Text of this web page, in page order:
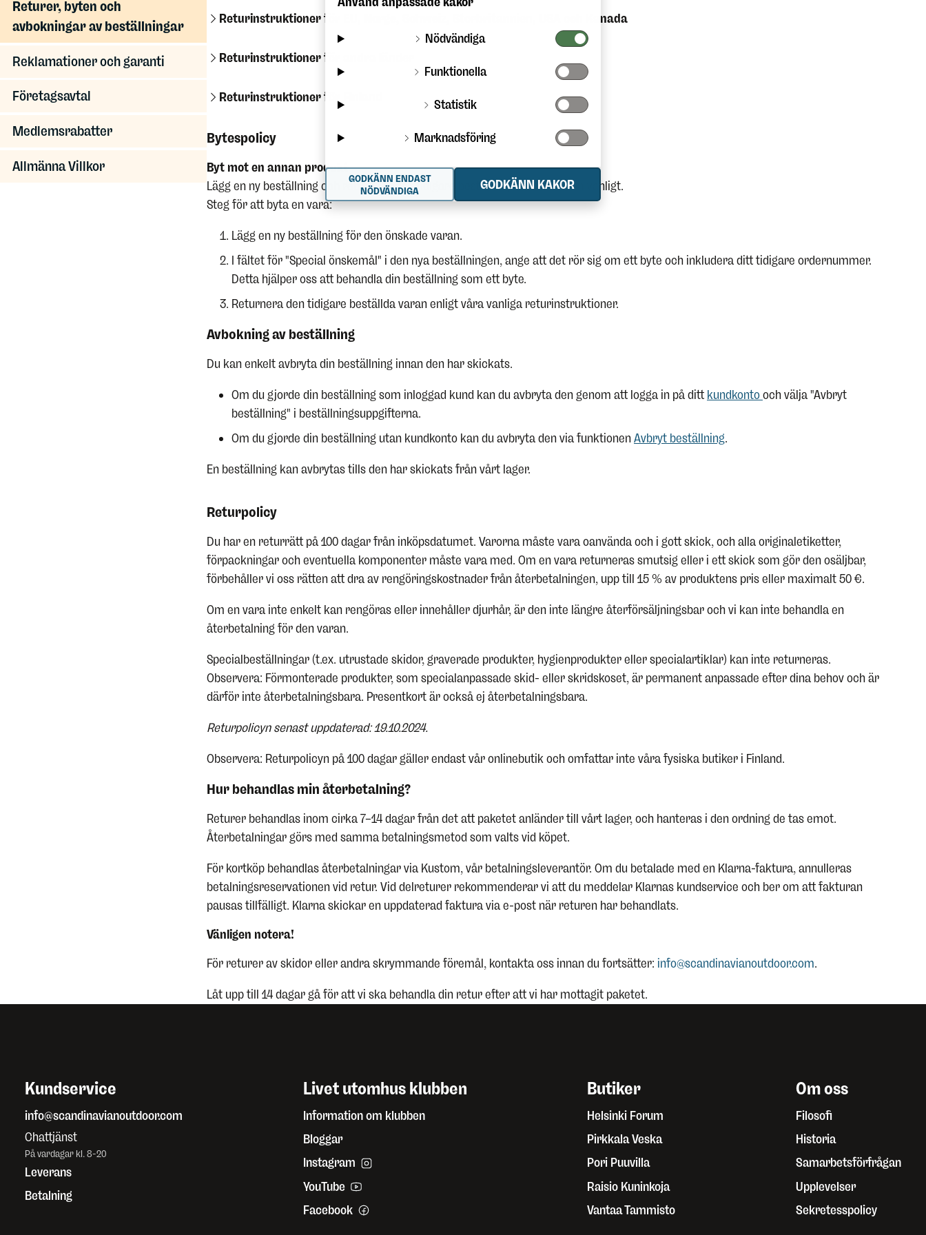
Returer, byten och
avbokningar av beställningar
Reklamationer och garanti
Företagsavtal
Medlemsrabatter
Allmänna Villkor
Returinstruktioner för EU, Norge, Schweiz, Storbritannien, USA och Kanada
Returinstruktioner för andra länder
Returinstruktioner för Finland
Bytespolicy
Byt mot en annan produkt
Lägg en ny beställning och returnera den tidigare beställda produkten som vanligt.
Steg för att byta en vara:
Lägg en ny beställning för den önskade varan.
I fältet för "Special önskemål" i den nya beställningen, ange att det rör sig om ett byte och inkludera ditt tidigare ordernummer.
Detta hjälper oss att behandla din beställning som ett byte.
Returnera den tidigare beställda varan enligt våra vanliga returinstruktioner.
Avbokning av beställning
Du kan enkelt avbryta din beställning innan den har skickats.
Om du gjorde din beställning som inloggad kund kan du avbryta den genom att logga in på ditt kundkontooch välja "Avbryt
beställning" i beställningsuppgifterna.
Om du gjorde din beställning utan kundkonto kan du avbryta den via funktionenAvbryt beställning.
En beställning kan avbrytas tills den har skickats från vårt lager.
Returpolicy
Du har en returrätt på 100 dagar från inköpsdatumet. Varorna måste vara oanvända och i gott skick, och alla originaletiketter,
förpackningar och eventuella komponenter måste vara med. Om en vara returneras smutsig eller i ett skick som gör den osäljbar,
förbehåller vi oss rätten att dra av rengöringskostnader från återbetalningen, upp till 15 % av produktens pris eller maximalt 50 €.
Om en vara inte enkelt kan rengöras eller innehåller djurhår, är den inte längre återförsäljningsbar och vi kan inte behandla en
återbetalning för den varan.
Specialbeställningar (t.ex. utrustade skidor, graverade produkter, hygienprodukter eller specialartiklar) kan inte returneras.
Observera: Förmonterade produkter, som specialanpassade skid- eller skridskoset, är permanent anpassade efter dina behov och är
därför inte återbetalningsbara. Presentkort är också ej återbetalningsbara.
Returpolicyn senast uppdaterad: 19.10.2024.
Observera: Returpolicyn på 100 dagar gäller endast vår onlinebutik och omfattar inte våra fysiska butiker i Finland.
Hur behandlas min återbetalning?
Returer behandlas inom cirka 7–14 dagar från det att paketet anländer till vårt lager, och hanteras i den ordning de tas emot.
Återbetalningar görs med samma betalningsmetod som valts vid köpet.
För kortköp behandlas återbetalningar via Kustom, vår betalningsleverantör. Om du betalade med en Klarna-faktura, annulleras
betalningsreservationen vid retur. Vid delreturer rekommenderar vi att du meddelar Klarnas kundservice och ber om att fakturan
pausas tillfälligt. Klarna skickar en uppdaterad faktura via e-post när returen har behandlats.
Vänligen notera!
För returer av skidor eller andra skrymmande föremål, kontakta oss innan du fortsätter: info@scandinavianoutdoor.com.
Låt upp till 14 dagar gå för att vi ska behandla din retur efter att vi har mottagit paketet.
Kundservice
info@scandinavianoutdoor.com
Chattjänst
På vardagar kl. 8-20
Leverans
Betalning
Livet utomhus klubben
Information om klubben
Bloggar
Instagram
YouTube
Facebook
Butiker
Helsinki Forum
Pirkkala Veska
Pori Puuvilla
Raisio Kuninkoja
Vantaa Tammisto
Om oss
Filosofi
Historia
Samarbetsförfrågan
Upplevelser
Sekretesspolicy
Nödvändiga
Funktionella
Statistik
Marknadsföring
GODKÄNN KAKOR
GODKÄNN ENDAST
NÖDVÄNDIGA